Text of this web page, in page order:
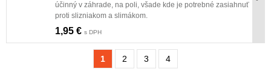
účinný v záhrade, na poli, všade kde je potrebné zasiahnuť
proti slizniakom a slimákom.
1,95 € s DPH
1 2 3 4